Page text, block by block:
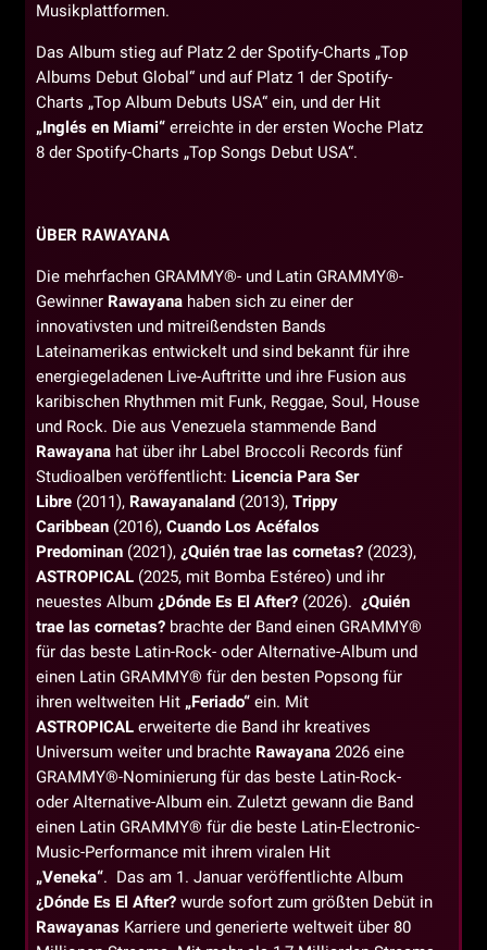
Musikplattformen.
Das Album stieg auf Platz 2 der Spotify-Charts „Top
Albums Debut Global“ und auf Platz 1 der Spotify-
Charts „Top Album Debuts USA“ ein, und der Hit
„Inglés en Miami“ erreichte in der ersten Woche Platz
8 der Spotify-Charts „Top Songs Debut USA“.
ÜBER RAWAYANA
Die mehrfachen GRAMMY®- und Latin GRAMMY®-
Gewinner Rawayana haben sich zu einer der
innovativsten und mitreißendsten Bands
Lateinamerikas entwickelt und sind bekannt für ihre
energiegeladenen Live-Auftritte und ihre Fusion aus
karibischen Rhythmen mit Funk, Reggae, Soul, House
und Rock. Die aus Venezuela stammende Band
Rawayana hat über ihr Label Broccoli Records fünf
Studioalben veröffentlicht: Licencia Para Ser
Libre (2011), Rawayanaland (2013), Trippy
Caribbean (2016), Cuando Los Acéfalos
Predominan (2021), ¿Quién trae las cornetas? (2023),
ASTROPICAL (2025, mit Bomba Estéreo) und ihr
neuestes Album ¿Dónde Es El After? (2026). ¿Quién
trae las cornetas? brachte der Band einen GRAMMY®
für das beste Latin-Rock- oder Alternative-Album und
einen Latin GRAMMY® für den besten Popsong für
ihren weltweiten Hit „Feriado“ ein. Mit
ASTROPICAL erweiterte die Band ihr kreatives
Universum weiter und brachte Rawayana 2026 eine
GRAMMY®-Nominierung für das beste Latin-Rock-
oder Alternative-Album ein. Zuletzt gewann die Band
einen Latin GRAMMY® für die beste Latin-Electronic-
Music-Performance mit ihrem viralen Hit
„Veneka“. Das am 1. Januar veröffentlichte Album
¿Dónde Es El After? wurde sofort zum größten Debüt in
Rawayanas Karriere und generierte weltweit über 80